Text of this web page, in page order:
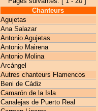
Chanteurs
Agujetas
Ana Salazar
Antonio Agujetas
Antonio Mairena
Antonio Molina
Arcángel
Autres chanteurs Flamencos
Beni de Cádiz
Camarón de la Isla
Canalejas de Puerto Real